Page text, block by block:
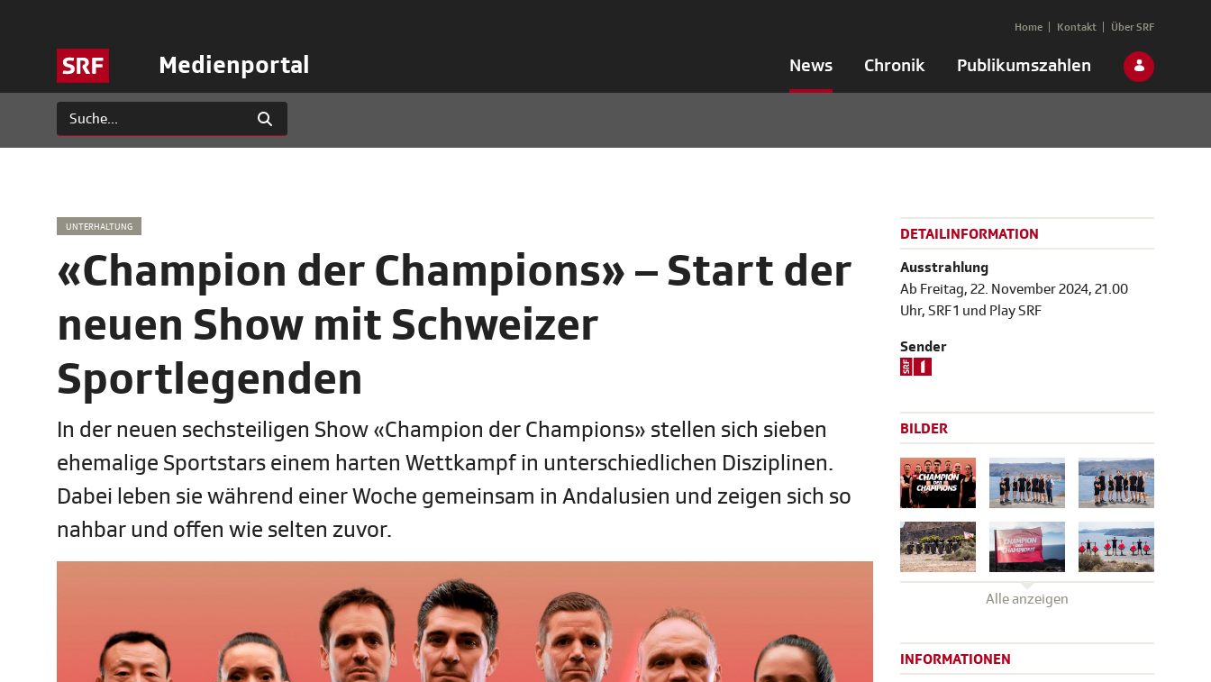
Medienportal News Chronik Publikumszahlen
Home Kontakt Über SRF
UNTERHALTUNG
«Champion der Champions» – Start der
neuen Show mit Schweizer
Sportlegenden
In der neuen sechsteiligen Show «Champion der Champions» stellen sich sieben
ehemalige Sportstars einem harten Wettkampf in unterschiedlichen Disziplinen.
Dabei leben sie während einer Woche gemeinsam in Andalusien und zeigen sich so
nahbar und offen wie selten zuvor.
DETAILINFORMATION
Ausstrahlung
Ab Freitag, 22. November 2024, 21.00
Uhr, SRF 1 und Play SRF
Sender
BILDER
Alle anzeigen
INFORMATIONEN